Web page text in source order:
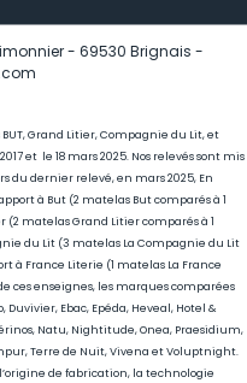
- 69530 Brignais -
Grand Litier, Compagnie du Lit, et
et le 18 mars 2025. Nos relevés sont mis
du dernier relevé, en mars 2025, En
à But (2 matelas But comparés à 1
(2 matelas Grand Litier comparés à 1
du Lit (3 matelas La Compagnie du Lit
à France Literie (1 matelas La France
ces enseignes, les marques comparées
Ebac, Epéda, Heveal, Hotel &
Natu, Nightitude, Onea, Praesidium,
Terre de Nuit, Vivena et Voluptnight.
de fabrication, la technologie